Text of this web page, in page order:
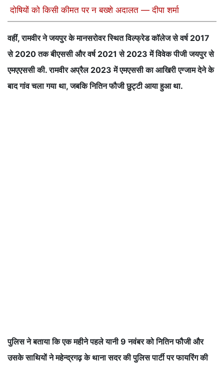
दोषियों को किसी कीमत पर न बख्शे अदालत — दीपा शर्मा
वहीं, रामवीर ने जयपुर के मानसरोवर स्थित विल्फ्रेड कॉलेज से वर्ष 2017
से 2020 तक बीएससी और वर्ष 2021 से 2023 में विवेक पीजी जयपुर से
एमएएससी की. रामवीर अप्रैल 2023 में एमएससी का आखिरी एग्जाम देने के
बाद गांव चला गया था, जबकि नितिन फौजी छुट्टी आया हुआ था.
पुलिस ने बताया कि एक महीने पहले यानी 9 नवंबर को नितिन फौजी और
उसके साथियों ने महेन्द्रगढ़ के थाना सदर की पुलिस पार्टी पर फायरिंग की